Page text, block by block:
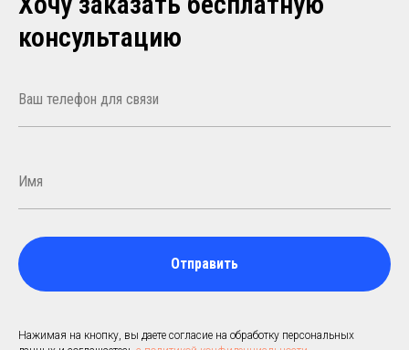
консультацию
Отправить
Нажимая на кнопку, вы даете согласие на обработку персональных